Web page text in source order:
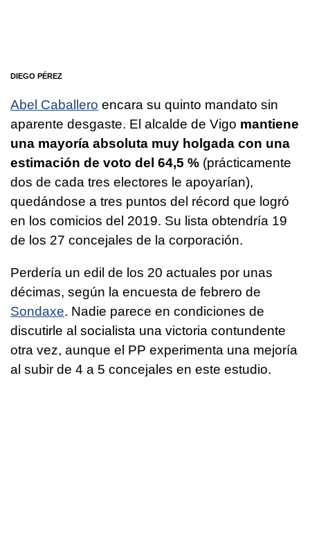
DIEGO PÉREZ
Abel Caballero encara su quinto mandato sin
aparente desgaste. El alcalde de Vigo mantiene
una mayoría absoluta muy holgada con una
estimación de voto del 64,5 % (prácticamente
dos de cada tres electores le apoyarían),
quedándose a tres puntos del récord que logró
en los comicios del 2019. Su lista obtendría 19
de los 27 concejales de la corporación.
Perdería un edil de los 20 actuales por unas
décimas, según la encuesta de febrero de
Sondaxe. Nadie parece en condiciones de
discutirle al socialista una victoria contundente
otra vez, aunque el PP experimenta una mejoría
al subir de 4 a 5 concejales en este estudio.